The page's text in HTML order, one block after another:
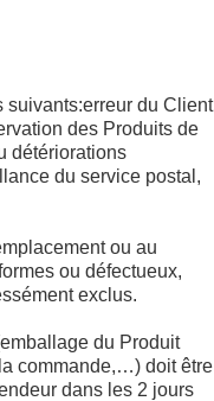
suivants:erreur du Client
des Produits de
détériorations
du service postal,
ou au
ou défectueux,
exclus.
du Produit
commande,…) doit être
dans les 2 jours